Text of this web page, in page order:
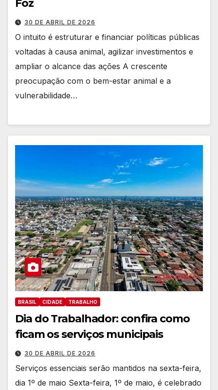
Foz
30 DE ABRIL DE 2026
O intuito é estruturar e financiar políticas públicas
voltadas à causa animal, agilizar investimentos e
ampliar o alcance das ações A crescente
preocupação com o bem-estar animal e a
vulnerabilidade…
BRASIL CIDADE TRABALHO
Dia do Trabalhador: confira como
ficam os serviços municipais
30 DE ABRIL DE 2026
Serviços essenciais serão mantidos na sexta-feira,
dia 1º de maio Sexta-feira, 1º de maio, é celebrado